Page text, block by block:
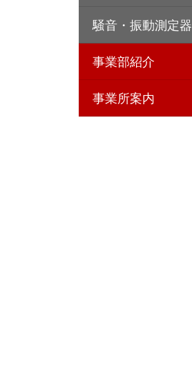
騒音・振動測定器
事業部紹介
事業所案内